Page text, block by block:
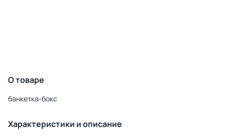
О товаре
банкетка-бокс
Характеристики и описание